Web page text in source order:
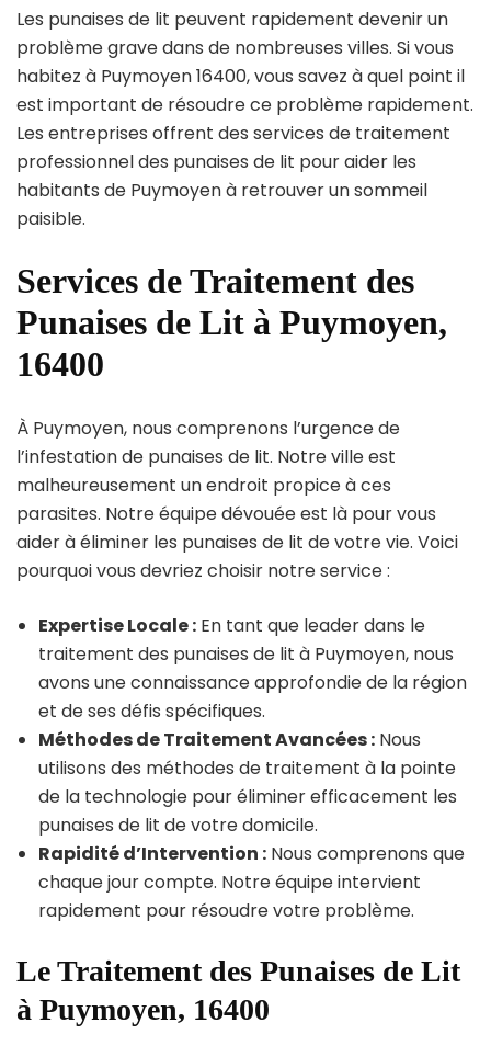
Les punaises de lit peuvent rapidement devenir un
problème grave dans de nombreuses villes. Si vous
habitez à Puymoyen 16400, vous savez à quel point il
est important de résoudre ce problème rapidement.
Les entreprises offrent des services de traitement
professionnel des punaises de lit pour aider les
habitants de Puymoyen à retrouver un sommeil
paisible.
Services de Traitement des
Punaises de Lit à Puymoyen,
16400
À Puymoyen, nous comprenons l’urgence de
l’infestation de punaises de lit. Notre ville est
malheureusement un endroit propice à ces
parasites. Notre équipe dévouée est là pour vous
aider à éliminer les punaises de lit de votre vie. Voici
pourquoi vous devriez choisir notre service :
Expertise Locale : En tant que leader dans le
traitement des punaises de lit à Puymoyen, nous
avons une connaissance approfondie de la région
et de ses défis spécifiques.
Méthodes de Traitement Avancées : Nous
utilisons des méthodes de traitement à la pointe
de la technologie pour éliminer efficacement les
punaises de lit de votre domicile.
Rapidité d’Intervention : Nous comprenons que
chaque jour compte. Notre équipe intervient
rapidement pour résoudre votre problème.
Le Traitement des Punaises de Lit
à Puymoyen, 16400